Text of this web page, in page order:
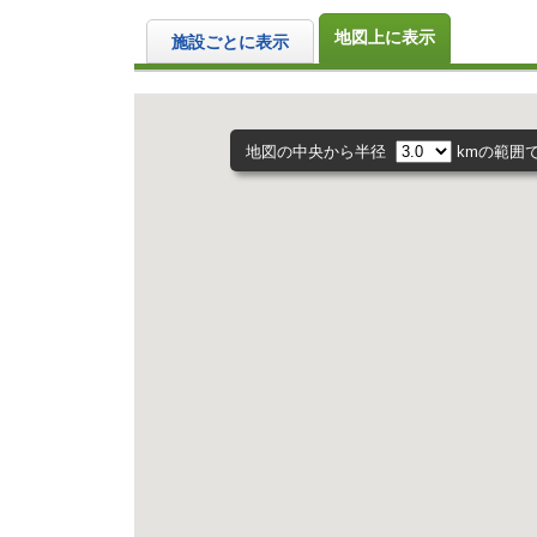
施設ごとに表示 地図上に表示
地図の中央から半径 kmの範囲